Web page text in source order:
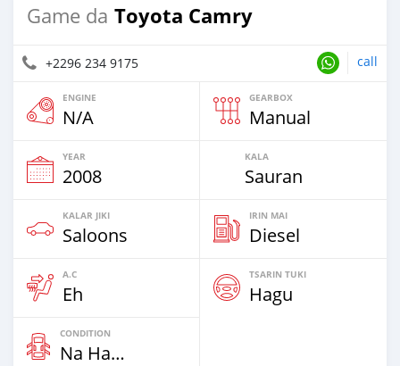
Game da Toyota Camry
+2296 234 9175 call
ENGINE
N/A
GEARBOX
Manual
YEAR
2008
KALA
Sauran
KALAR JIKI
Saloons
IRIN MAI
Diesel
A.C
Eh
TSARIN TUKI
Hagu
CONDITION
Na Hannu